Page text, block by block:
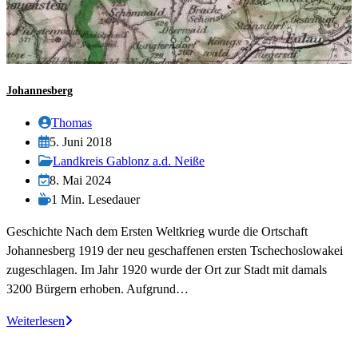
Johannesberg
Beitrags-
Autor:
Thomas
Beitrag
veröffentlicht:
5. Juni 2018
Beitrags-
Kategorie:
Landkreis Gablonz a.d. Neiße
Beitrag
zuletzt
am:
8. Mai 2024
Lesedauer:
1 Min. Lesedauer
Geschichte Nach dem Ersten Weltkrieg wurde die Ortschaft
Johannesberg 1919 der neu geschaffenen ersten Tschechoslowakei
zugeschlagen. Im Jahr 1920 wurde der Ort zur Stadt mit damals
3200 Bürgern erhoben. Aufgrund…
WeiterlesenJohannesberg